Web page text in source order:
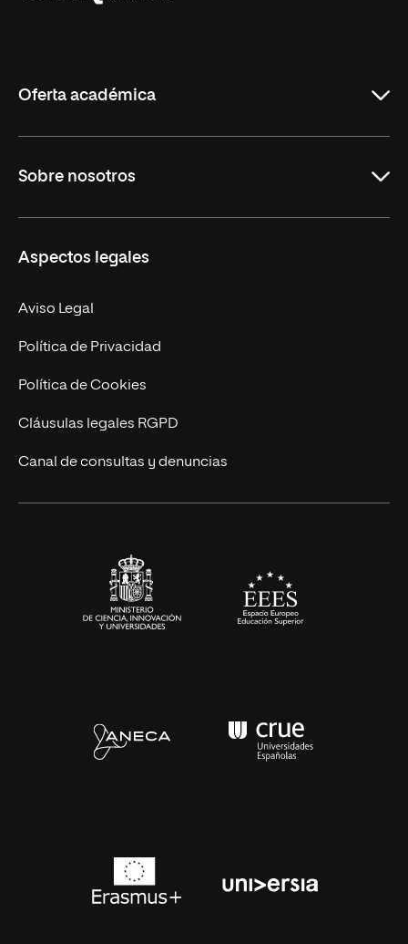
Oferta académica
Másteres Oficiales
Másteres Propios
Doctorados
Experto Universitario
Postgrados
Cursos Universitarios
Sobre nosotros
Facultades
Nuestro Equipo
Trabaja en UNIR
Actualidad
UNIR Revista
Eventos
Aspectos legales
Aviso Legal
Política de Privacidad
Política de Cookies
Cláusulas legales RGPD
Canal de consultas y denuncias